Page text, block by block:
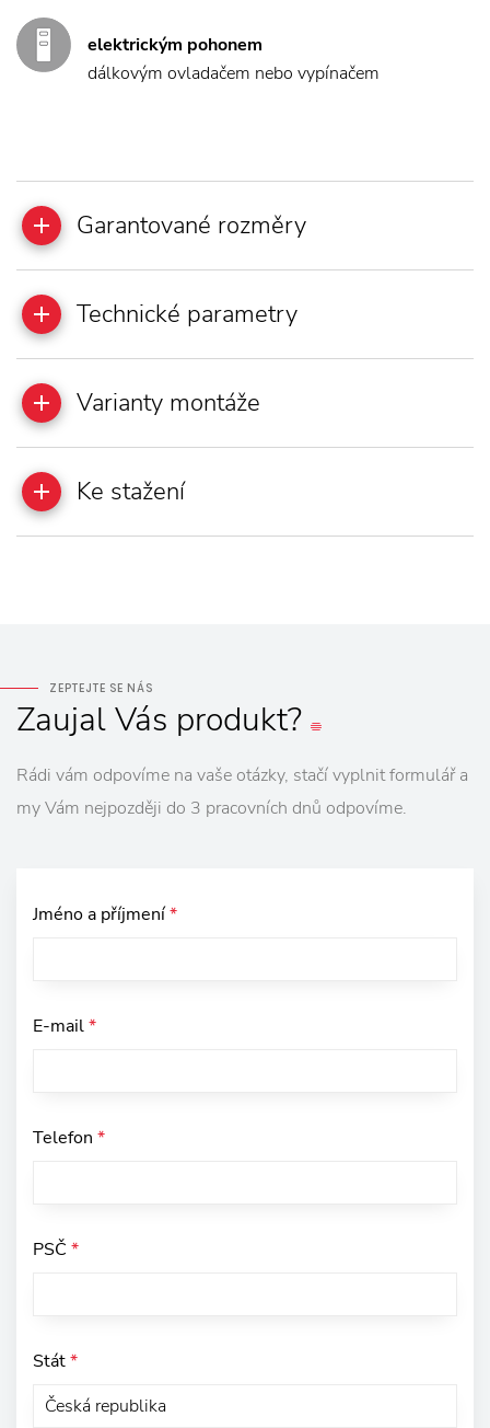
elektrickým pohonem
dálkovým ovladačem nebo vypínačem
Garantované rozměry
Technické parametry
Varianty montáže
Ke stažení
ZEPTEJTE SE NÁS
ZaujalVás produkt?
Rádi vám odpovíme na vaše otázky, stačí vyplnit formulář a
my Vám nejpozději do 3 pracovních dnů odpovíme.
Jméno a příjmení*
E-mail*
Telefon *
PSČ *
Stát*